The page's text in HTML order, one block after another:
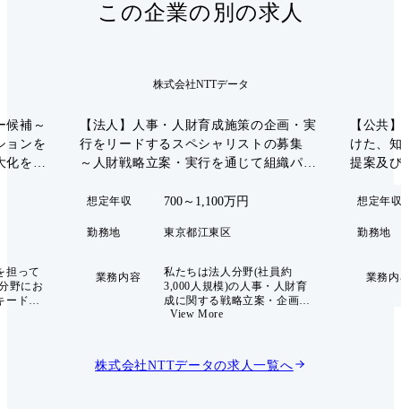
この企業の別の求人
候補～
ョンを
化を目
担って
野にお
ードラ
株式会社NTTデータ
【法人】人事・人財育成施策の企画・実
行をリードするスペシャリストの募集
～人財戦略立案・実行を通じて組織パフ
～<1390>
想定年収 700～1,100万円
勤務地 東京都江東区
業務内容
私たちは法人分野(社員約
3,000人規模)の人事・人財育
成に関する戦略立案・企画・
実行をリードしています。分
ンドでお客様の経営・事業に
与えるインパクトの最大化を
View More
【公共
けた、
提案及
Dev/
想定年
勤務地
業務
株式会社NTTデータの求人一覧へ